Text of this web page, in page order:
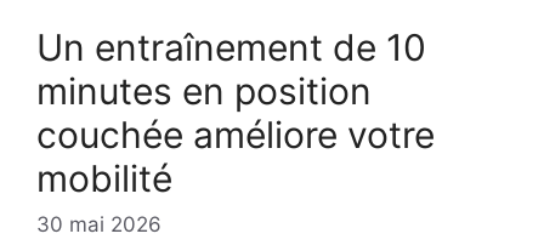
Un entraînement de 10
minutes en position
couchée améliore votre
mobilité
30 mai 2026